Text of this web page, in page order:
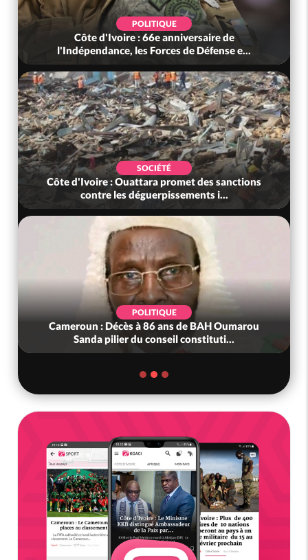
POLITIQUE
Côte d'Ivoire : 66e anniversaire de
l'Indépendance, les Forces de Défense e...
SOCIÉTÉ
Côte d'Ivoire : Ouattara promet des sanctions
contre les déguerpissements i...
POLITIQUE
Cameroun : Décès à 86 ans de BAH Oumarou
Sanda pilier du conseil constituti...